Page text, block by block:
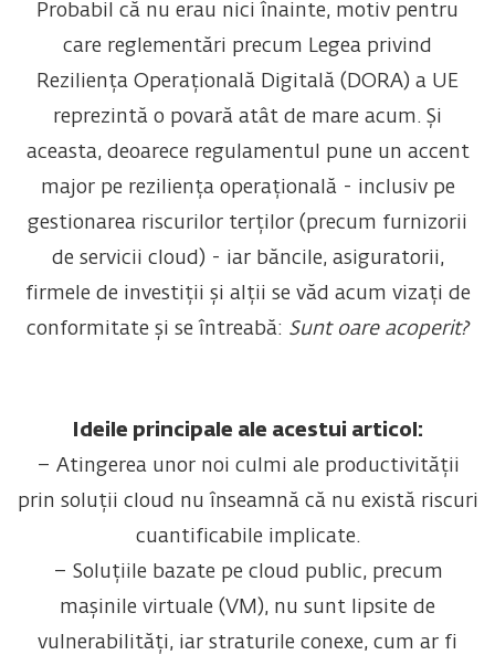
Probabil că nu erau nici înainte, motiv pentru
care reglementări precum Legea privind
Reziliența Operațională Digitală (DORA) a UE
reprezintă o povară atât de mare acum. Și
aceasta, deoarece regulamentul pune un accent
major pe reziliența operațională - inclusiv pe
gestionarea riscurilor terților (precum furnizorii
de servicii cloud) - iar băncile, asiguratorii,
firmele de investiții și alții se văd acum vizați de
conformitate și se întreabă: Sunt oare acoperit?
Ideile principale ale acestui articol:
– Atingerea unor noi culmi ale productivității
prin soluții cloud nu înseamnă că nu există riscuri
cuantificabile implicate.
– Soluțiile bazate pe cloud public, precum
mașinile virtuale (VM), nu sunt lipsite de
vulnerabilități, iar straturile conexe, cum ar fi